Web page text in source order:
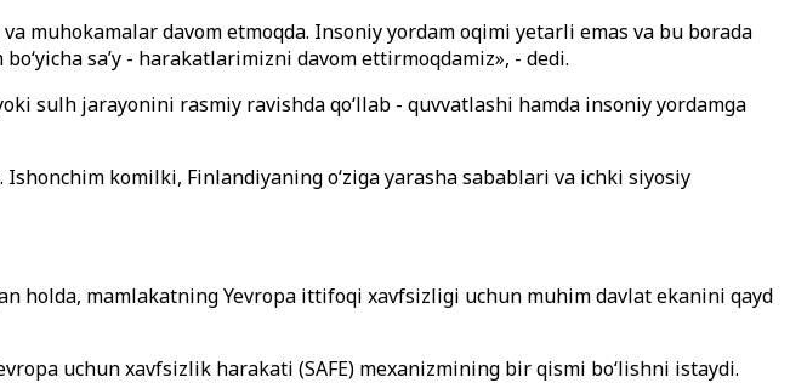
muhokamalar davom etmoqda. Insoniy yordam oqimi yetarli emas va bu borada
sa’y - harakatlarimizni davom ettirmoqdamiz», - dedi.
sulh jarayonini rasmiy ravishda qo‘llab - quvvatlashi hamda insoniy yordamga
komilki, Finlandiyaning o‘ziga yarasha sabablari va ichki siyosiy
holda, mamlakatning Yevropa ittifoqi xavfsizligi uchun muhim davlat ekanini qayd
uchun xavfsizlik harakati (SAFE) mexanizmining bir qismi bo‘lishni istaydi.